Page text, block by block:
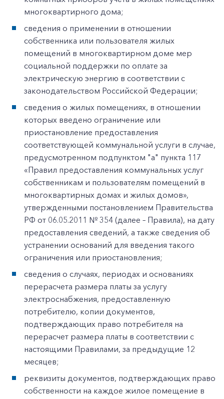
многоквартирного дома;
сведения о применении в отношении
собственника или пользователя жилых
помещений в многоквартирном доме мер
социальной поддержки по оплате за
электрическую энергию в соответствии с
законодательством Российской Федерации;
сведения о жилых помещениях, в отношении
которых введено ограничение или
приостановление предоставления
соответствующей коммунальной услуги в случае,
предусмотренном подпунктом "а" пункта 117
«Правил предоставления коммунальных услуг
собственникам и пользователям помещений в
многоквартирных домах и жилых домов»,
утвержденными постановлением Правительства
РФ от 06.05.2011 № 354 (далее – Правила), на дату
предоставления сведений, а также сведения об
устранении оснований для введения такого
ограничения или приостановления;
сведения о случаях, периодах и основаниях
перерасчета размера платы за услугу
электроснабжения, предоставленную
потребителю, копии документов,
подтверждающих право потребителя на
перерасчет размера платы в соответствии с
настоящими Правилами, за предыдущие 12
месяцев;
реквизиты документов, подтверждающих право
собственности на каждое жилое помещение в